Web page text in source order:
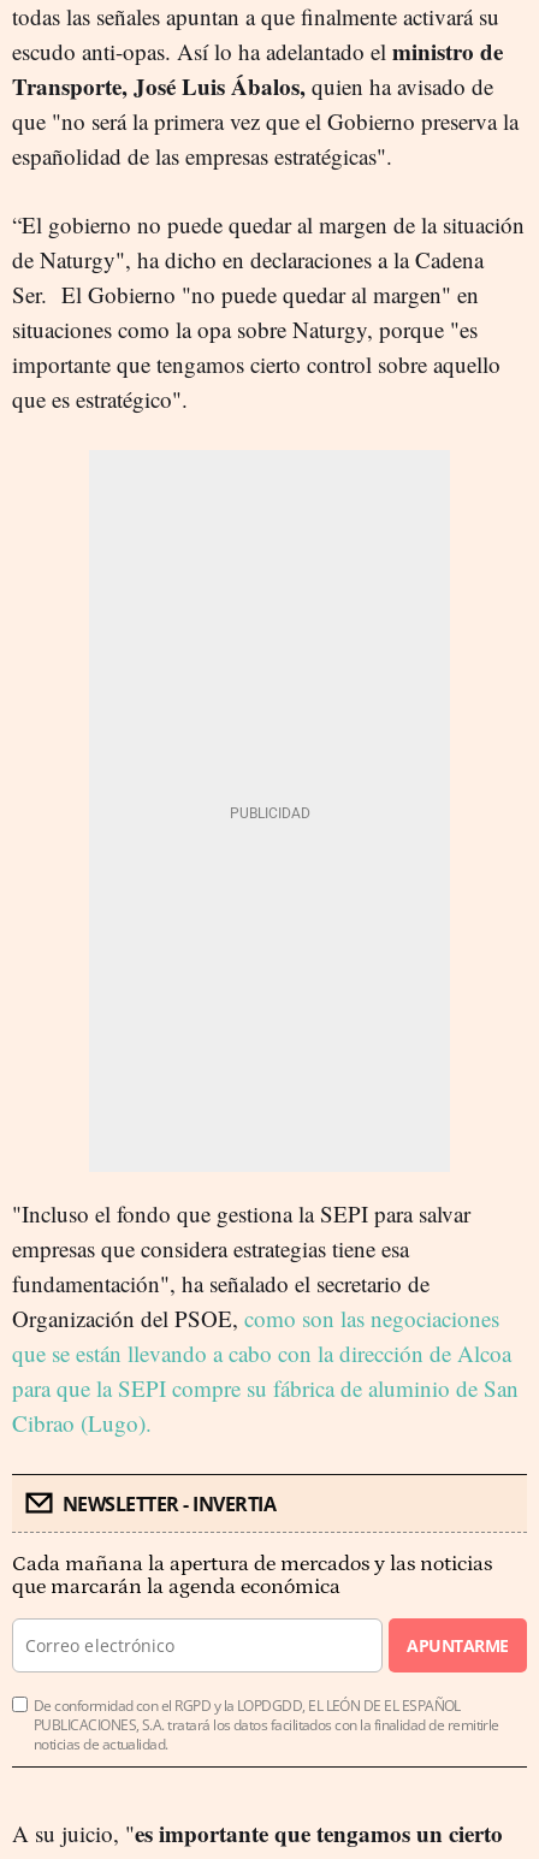
todas las señales apuntan a que finalmente activará su
escudo anti-opas. Así lo ha adelantado el ministro de
Transporte, José Luis Ábalos, quien ha avisado de
que "no será la primera vez que el Gobierno preserva la
españolidad de las empresas estratégicas".
“El gobierno no puede quedar al margen de la situación
de Naturgy", ha dicho en declaraciones a la Cadena
Ser. El Gobierno "no puede quedar al margen" en
situaciones como la opa sobre Naturgy, porque "es
importante que tengamos cierto control sobre aquello
que es estratégico".
"Incluso el fondo que gestiona la SEPI para salvar
empresas que considera estrategias tiene esa
fundamentación", ha señalado el secretario de
Organización del PSOE, como son las negociaciones
que se están llevando a cabo con la dirección de Alcoa
para que la SEPI compre su fábrica de aluminio de San
Cibrao (Lugo).
NEWSLETTER - INVERTIA
Cada mañana la apertura de mercados y las noticias
que marcarán la agenda económica
APUNTARME
De conformidad con el RGPD y la LOPDGDD, EL LEÓN DE EL ESPAÑOL
PUBLICACIONES, S.A. tratará los datos facilitados con la finalidad de remitirle
noticias de actualidad.
A su juicio, "es importante que tengamos un cierto